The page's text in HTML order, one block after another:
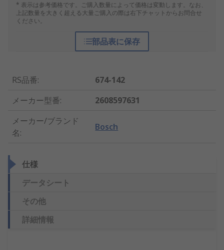
* 表示は参考価格です。ご購入数量によって価格は変動します。なお、
上記数量を大きく超える大量ご購入の際は右下チャットからお問合せ
ください。
部品表に保存
RS品番:
674-142
メーカー型番:
2608597631
メーカー/ブランド
名:
Bosch
仕様
データシート
その他
詳細情報